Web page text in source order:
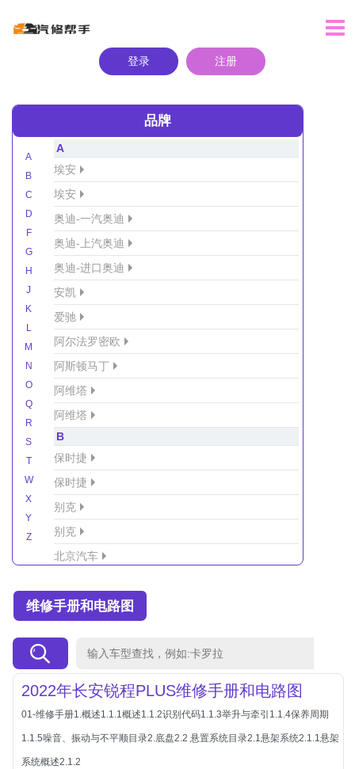
登录 注册
品牌
A
B
C
D
F
G
H
J
K
L
M
N
O
Q
R
S
T
W
X
Y
Z
A
埃安
埃安
奥迪-一汽奥迪
奥迪-上汽奥迪
奥迪-进口奥迪
安凯
爱驰
阿尔法罗密欧
阿斯顿马丁
阿维塔
阿维塔
B
保时捷
保时捷
别克
别克
北京汽车
北京越野车
北汽制造
维修手册和电路图
2022年长安锐程PLUS维修手册和电路图
01-维修手册1.概述1.1.1概述1.1.2识别代码1.1.3举升与牵引1.1.4保养周期
1.1.5噪音、振动与不平顺目录2.底盘2.2 悬置系统目录2.1悬架系统2.1.1悬架
系统概述2.1.2